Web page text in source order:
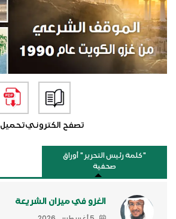
تصفح الكترونيتحميل
"كلمة رئيس التحرير " أوراق
صحفية
الغزو في ميزان الشريعة